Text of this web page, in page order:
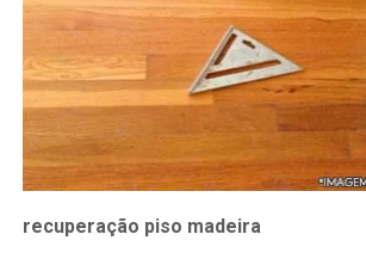
recuperação piso madeira